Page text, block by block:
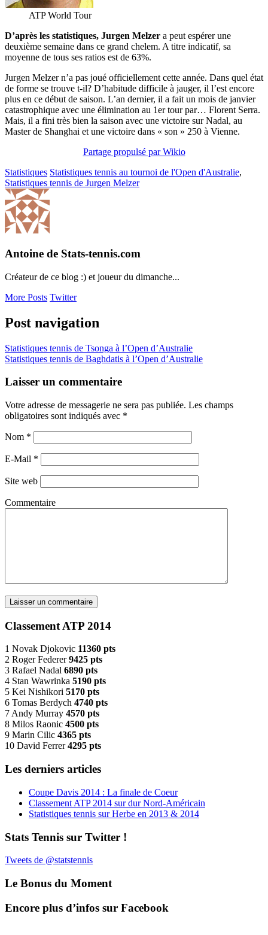
ATP World Tour
D’après les statistiques, Jurgen Melzer a peut espérer une
deuxième semaine dans ce grand chelem. A titre indicatif, sa
moyenne de tous ses ratios est de 63%.
Jurgen Melzer n’a pas joué officiellement cette année. Dans quel état
de forme se trouve t-il? D’habitude difficile à jauger, il l’est encore
plus en ce début de saison. L’an dernier, il a fait un mois de janvier
catastrophique avec une élimination au 1er tour par… Florent Serra.
Mais, il a fini très bien la saison avec une victoire sur Nadal, au
Master de Shanghai et une victoire dans « son » 250 à Vienne.
Partage propulsé par Wikio
Statistiques Statistiques tennis au tournoi de l'Open d'Australie,
Statistiques tennis de Jurgen Melzer
Antoine de Stats-tennis.com
Créateur de ce blog :) et joueur du dimanche...
More Posts Twitter
Post navigation
Statistiques tennis de Tsonga à l’Open d’Australie
Statistiques tennis de Baghdatis à l’Open d’Australie
Laisser un commentaire
Votre adresse de messagerie ne sera pas publiée. Les champs
obligatoires sont indiqués avec *
Nom *
E-Mail *
Site web
Commentaire
Classement ATP 2014
1 Novak Djokovic 11360 pts
2 Roger Federer9425 pts
3 Rafael Nadal 6890 pts
4 Stan Wawrinka 5190 pts
5 Kei Nishikori 5170 pts
6 Tomas Berdych 4740 pts
7 Andy Murray 4570 pts
8 Milos Raonic 4500 pts
9 Marin Cilic 4365 pts
10 David Ferrer4295 pts
Les derniers articles
Coupe Davis 2014 : La finale de Coeur
Classement ATP 2014 sur dur Nord-Américain
Statistiques tennis sur Herbe en 2013 & 2014
Stats Tennis sur Twitter !
Tweets de @statstennis
Le Bonus du Moment
Encore plus d’infos sur Facebook